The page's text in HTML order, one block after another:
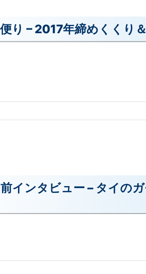
り – 2017年締めくくり
インタビュー – タイの